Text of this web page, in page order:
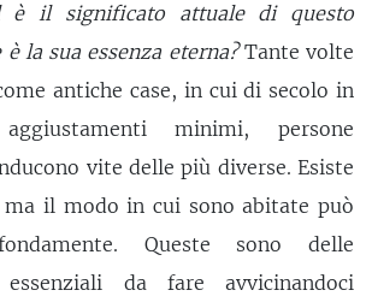
è il significato attuale di questo
è la sua essenza eterna?Tante volte
antiche case, in cui di secolo in
minimi, persone
vite delle più diverse. Esiste
il modo in cui sono abitate può
Queste sono delle
essenziali da fare avvicinandoci